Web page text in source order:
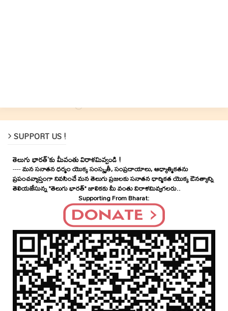
SUPPORT US !
తెలుగు భారత్'కు మీవంతు విరాళమివ్వండి !
----మన సనాతన ధర్మం యొక్క సంస్కృతీ, సంప్రదాయాలు, ఆధ్యాత్మికతను
ప్రపంచవ్యాప్తంగా నివసించే మన తెలుగు ప్రజలకు సనాతన ధార్మికత యొక్క ఔనత్యాన్ని
తెలియజేసున్న "తెలుగు భారత్" జాలికకు మీ వంతు విరాళమివ్వగలరు..
Supporting From Bharat: